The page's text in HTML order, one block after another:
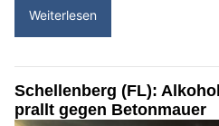
Weiterlesen
Schellenberg (FL):
prallt gegen Betonmauer